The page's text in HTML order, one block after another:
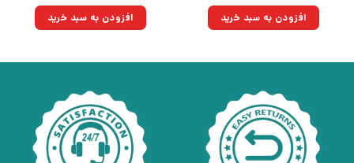
۲۲۰,۰۰۰تومان
بود.
۱۵۷,۳۰۰تومان.افزودن به سبد خرید ۲۵۰,۰۰۰تومان
بود.
۱۷۸,۷۵۰تومان.افزودن به سبد خرید